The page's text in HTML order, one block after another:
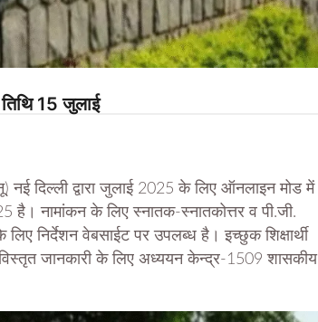
15 जुलाई
नई दिल्ली द्वारा जुलाई 2025 के लिए ऑनलाइन मोड में
नामांकन के लिए स्नातक-स्नातकोत्तर व पी.जी.
निर्देशन वेबसाईट पर उपलब्ध है। इच्छुक शिक्षार्थी
जानकारी के लिए अध्ययन केन्द्र-1509 शासकीय